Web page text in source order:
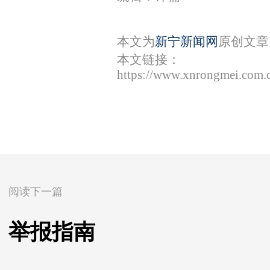
本文为新宁新闻网 原创文
本文链接：
https://
阅读下一篇
举报指南